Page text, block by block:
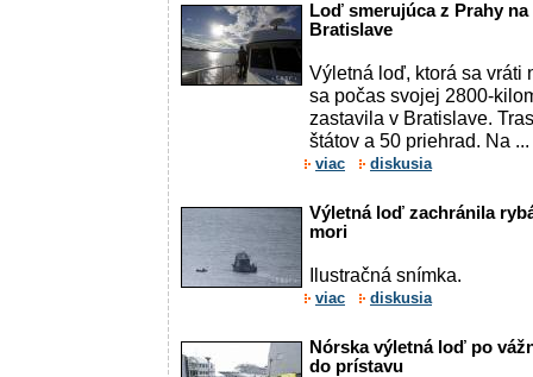
Loď smerujúca z Prahy
Bratislave
Výletná loď, ktorá sa vráti
sa počas svojej 2800-
zastavila v Bratislave.
štátov a 50 priehrad. Na ...
viac diskusia
Výletná loď zachránila
mori
Ilustračná snímka.
viac diskusia
Nórska výletná loď po
do prístavu